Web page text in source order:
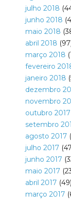
julho 2018
junho 2018
maio 2018
abril 2018
março 2018
fevereiro
janeiro 2018
dezembro
novembro
outubro 2017
setembro
agosto 2017
julho 2017
junho 2017
maio 2017
abril 2017 (49)
março 2017